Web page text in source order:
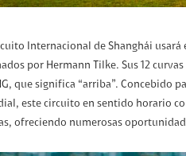
Internacional de Shanghái
por Hermann Tilke. Sus 12
que significa “arriba”. Concebido
este circuito en sentido horario
ofreciendo numerosas